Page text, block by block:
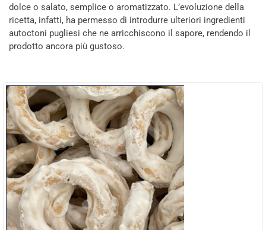
dolce o salato, semplice o aromatizzato. L’evoluzione della
ricetta, infatti, ha permesso di introdurre ulteriori ingredienti
autoctoni pugliesi che ne arricchiscono il sapore, rendendo il
prodotto ancora più gustoso.